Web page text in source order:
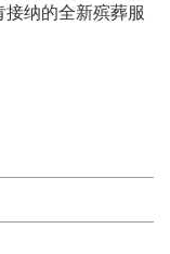
纳的全新殡葬服